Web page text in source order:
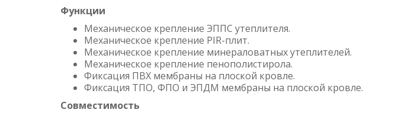
Функции
Механическое крепление ЭППС утеплителя.
Механическое крепление PIR-плит.
Механическое крепление минераловатных утеплителей.
Механическое крепление пенополистирола.
Фиксация ПВХ мембраны на плоской кровле.
Фиксация ТПО, ФПО и ЭПДМ мембраны на плоской кровле.
Совместимость